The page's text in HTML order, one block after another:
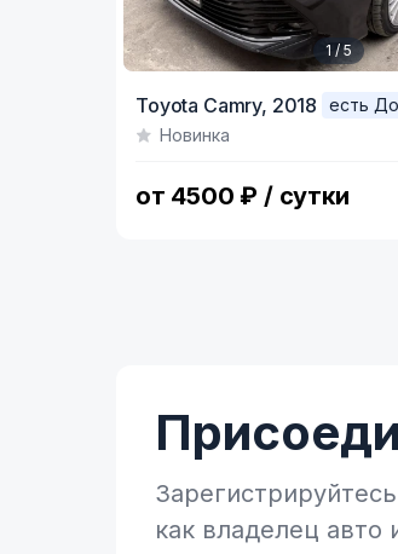
of
1 / 5
Toyota Camry, 2018
есть
Новинка
от 4500 ₽ / сутки
как владелец авто